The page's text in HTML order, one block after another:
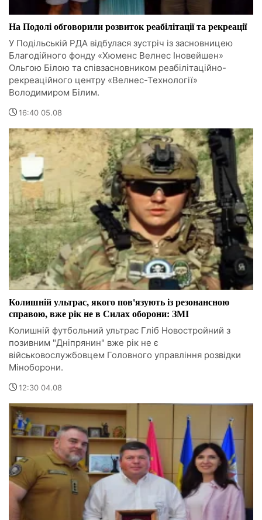
На Подолі обговорили розвиток реабілітації та рекреації
У Подільській РДА відбулася зустріч із засновницею
Благодійного фонду «Хюменс Велнес Іновейшен»
Ольгою Білою та співзасновником реабілітаційно-
рекреаційного центру «Велнес-Технології»
Володимиром Білим.
16:40 05.08
Колишній ультрас, якого пов'язують із резонансною
справою, вже рік не в Силах оборони: ЗМІ
Колишній футбольний ультрас Гліб Новостройний з
позивним "Дніпрянин" вже рік не є
військовослужбовцем Головного управління розвідки
Міноборони.
12:30 04.08